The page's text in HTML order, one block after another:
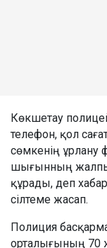
Көкшетау
телефон, қол
сөмкенің ұрлану
шығынның жалпы
құрады, деп
сілтеме жасап.
Полиция
орталығының 70